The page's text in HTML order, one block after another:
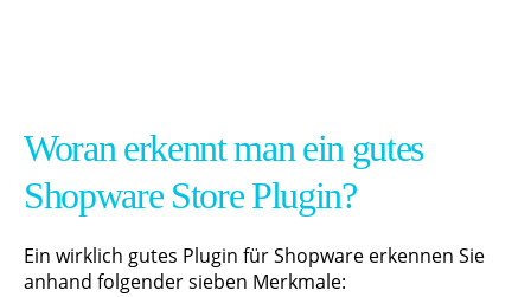
Woran erkennt man ein gutes
Shopware Store Plugin?
Ein wirklich gutes Plugin für Shopware erkennen Sie
anhand folgender sieben Merkmale: